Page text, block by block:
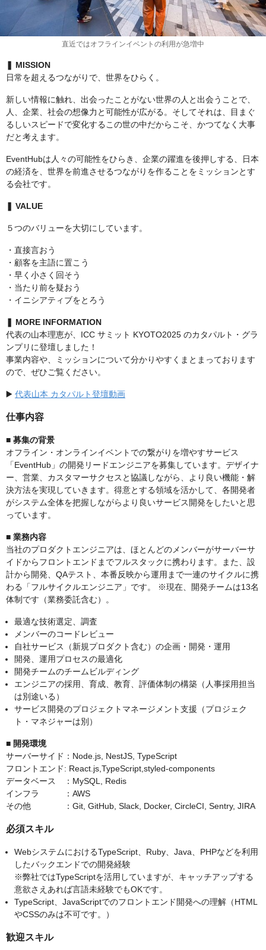
直近ではオフラインイベントの利用が急増中
❚ MISSION
日常を超えるつながりで、世界をひらく。
新しい情報に触れ、出会ったことがない世界の人と出会うことで、
人、企業、社会の想像力と可能性が広がる。そしてそれは、目まぐ
るしいスピードで変化するこの世の中だからこそ、かつてなく大事
だと考えます。
EventHubは人々の可能性をひらき、企業の躍進を後押しする、日本
の経済を、世界を前進させるつながりを作ることをミッションとす
る会社です。
❚ VALUE
５つのバリューを大切にしています。
・直接言おう
・顧客を主語に置こう
・早く小さく回そう
・当たり前を疑おう
・イニシアティブをとろう
❚ MORE INFORMATION
代表の山本理恵が、ICC サミット KYOTO2025 のカタパルト・グラ
ンプリに登壇しました！
事業内容や、ミッションについて分かりやすくまとまっております
ので、ぜひご覧ください。
▶️ 代表山本 カタパルト登壇動画
仕事内容
■ 募集の背景
オフライン・オンラインイベントでの繋がりを増やすサービス
「EventHub」の開発リードエンジニアを募集しています。デザイナ
ー、営業、カスタマーサクセスと協議しながら、より良い機能・解
決方法を実現していきます。得意とする領域を活かして、各開発者
がシステム全体を把握しながらより良いサービス開発をしたいと思
っています。
■ 業務内容
当社のプロダクトエンジニアは、ほとんどのメンバーがサーバーサ
イドからフロントエンドまでフルスタックに携わります。また、設
計から開発、QAテスト、本番反映から運用まで一連のサイクルに携
わる「フルサイクルエンジニア」です。 ※現在、開発チームは13名
体制です（業務委託含む）。
最適な技術選定、調査
メンバーのコードレビュー
自社サービス（新規プロダクト含む）の企画・開発・運用
開発、運用プロセスの最適化
開発チームのチームビルディング
エンジニアの採用、育成、教育、評価体制の構築（人事採用担当
は別途いる）
サービス開発のプロジェクトマネージメント支援（プロジェク
ト・マネジャーは別）
■ 開発環境
サーバーサイド：Node.js, NestJS, TypeScript
フロントエンド: React.js,TypeScript,styled-components
データベース ：MySQL, Redis
インフラ ：AWS
その他 ：Git, GitHub, Slack, Docker, CircleCI, Sentry, JIRA
必須スキル
WebシステムにおけるTypeScript、Ruby、Java、PHPなどを利用
したバックエンドでの開発経験
※弊社ではTypeScriptを活用していますが、キャッチアップする
意欲さえあれば言語未経験でもOKです。
TypeScript、JavaScriptでのフロントエンド開発への理解（HTML
やCSSのみは不可です。）
歓迎スキル